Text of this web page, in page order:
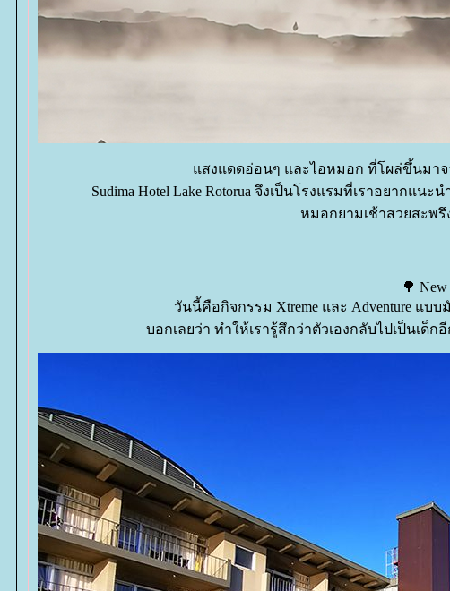
สงแดดอ่อนๆ และไอหมอก ที่โผล่ขึ้นมา
Sudima Hotel Lake Rotorua จึงเป็นโรงแรมที่เราอยาก
หมอกยามเช้าสวยสะพรึ
🌳
วันนี้คือกิจกรรม Xtreme และ Adventure แ
บอกเลยว่า ทำให้เรารู้สึกว่าตัวเองกลับไปเป็นเ